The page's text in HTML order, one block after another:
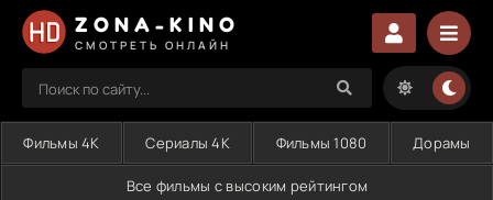
ZONA-KINO
СМОТРЕТЬ ОНЛАЙН
Фильмы 4K Сериалы 4K Фильмы 1080 Дорамы
Все фильмы с высоким рейтингом